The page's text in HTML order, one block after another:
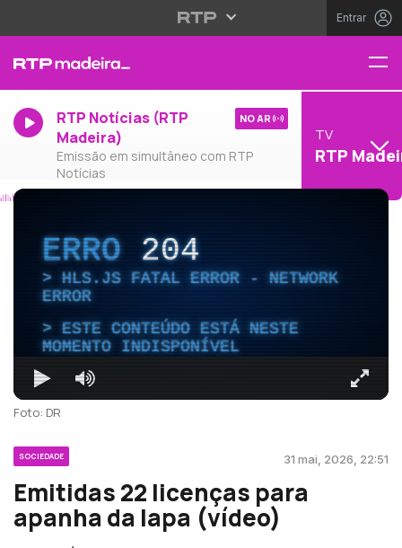
Entrar
RTP Notícias (RTP
Madeira)
Emissão em simultâneo com RTP
Notícias
NO AR
TV
RTP
ERRO204
HLS.JS FATAL ERROR - NETWORK
ERROR
ESTE CONTEÚDO ESTÁ NESTE
MOMENTO INDISPONÍVEL
Foto: DR
SOCIEDADE 31 mai, 2026, 22:51
Emitidas 22 licenças para
apanha da lapa (vídeo)